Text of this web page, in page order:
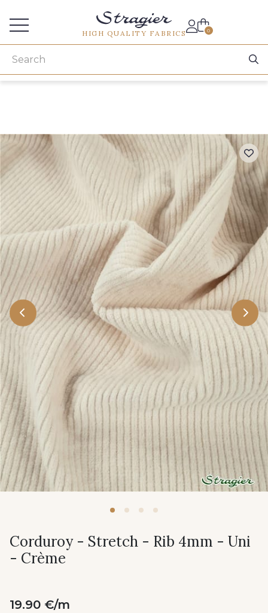
HIGH QUALITY FABRICS 0
Corduroy - Stretch - Rib 4mm - Uni
- Crème
19.90 €/m